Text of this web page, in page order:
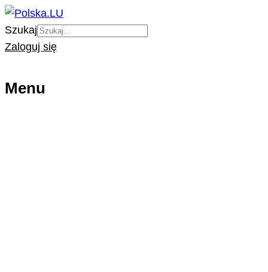
Szukaj
Zaloguj się
Menu